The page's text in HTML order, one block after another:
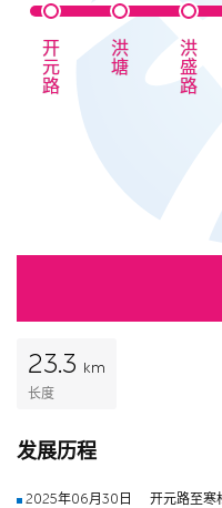
开
元
路
洪
塘
洪
盛
路
23.3
km
长度
发展历程
2025年06月30日 开元路至寒